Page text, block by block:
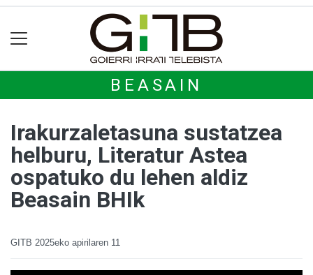
BEASAIN
Irakurzaletasuna sustatzea
helburu, Literatur Astea
ospatuko du lehen aldiz
Beasain BHIk
GITB 2025eko apirilaren 11